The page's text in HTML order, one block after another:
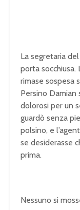
La segretaria
porta
rimase sospesa
Persino Damian
dolorosi per un
guardò senza
polsino, e
se desiderasse
prima.
Nessuno si